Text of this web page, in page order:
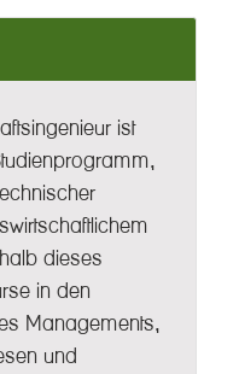
ist
dieses
in den
Managements,
und